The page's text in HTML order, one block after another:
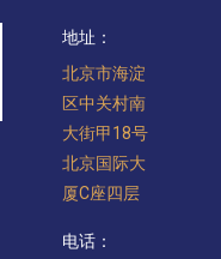
地址：
北京市海淀
区中关村南
大街甲18号
北京国际大
厦C座四层
电话：